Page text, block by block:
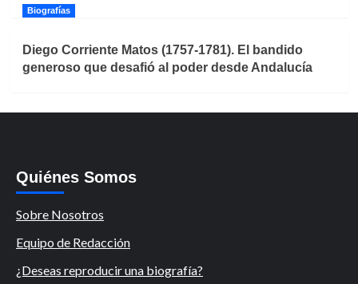
Biografías
Diego Corriente Matos (1757-1781). El bandido
generoso que desafió al poder desde Andalucía
Quiénes Somos
Sobre Nosotros
Equipo de Redacción
¿Deseas reproducir una biografía?